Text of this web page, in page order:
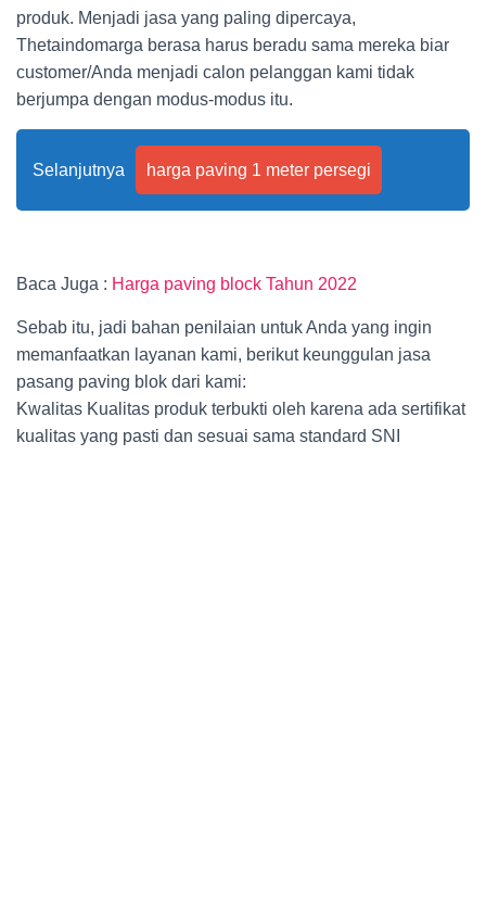
produk. Menjadi jasa yang paling dipercaya,
Thetaindomarga berasa harus beradu sama mereka biar
customer/Anda menjadi calon pelanggan kami tidak
berjumpa dengan modus-modus itu.
Selanjutnya harga paving 1 meter persegi
Baca Juga : Harga paving block Tahun 2022
Sebab itu, jadi bahan penilaian untuk Anda yang ingin
memanfaatkan layanan kami, berikut keunggulan jasa
pasang paving blok dari kami:
Kwalitas Kualitas produk terbukti oleh karena ada sertifikat
kualitas yang pasti dan sesuai sama standard SNI